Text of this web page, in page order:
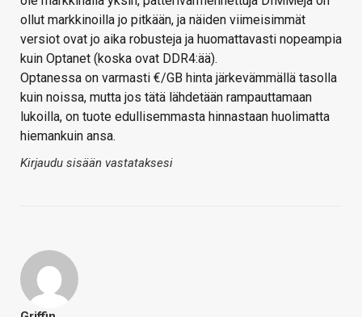
ollut markkinoilla jo pitkään, ja näiden viimeisimmät
versiot ovat jo aika robusteja ja huomattavasti nopeampia
kuin Optanet (koska ovat DDR4:ää).
Optanessa on varmasti €/GB hinta järkevämmällä tasolla
kuin noissa, mutta jos tätä lähdetään rampauttamaan
lukoilla, on tuote edullisemmasta hinnastaan huolimatta
hiemankuin ansa.
Kirjaudu sisään vastataksesi